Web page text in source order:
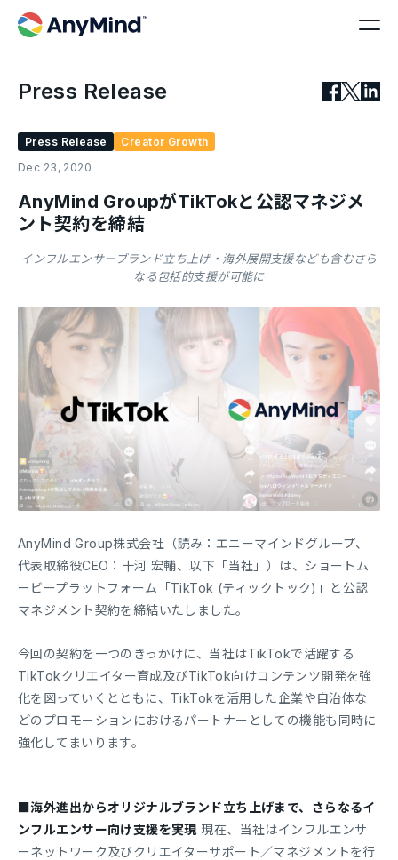
Press Release
Press Release
Creator Growth
Dec 23, 2020
AnyMind GroupがTikTokと公認マネジメ
ント契約を締結
インフルエンサーブランド立ち上げ・海外展開支援なども含むさら
なる包括的支援が可能に
AnyMind Group株式会社（読み：エニーマインドグループ、
代表取締役CEO：十河 宏輔、以下「当社」）は、ショートム
ービープラットフォーム「TikTok (ティックトック)」と公認
マネジメント契約を締結いたしました。
今回の契約を一つのきっかけに、当社はTikTokで活躍する
TikTokクリエイター育成及びTikTok向けコンテンツ開発を強
化を図っていくとともに、TikTokを活用した企業や自治体な
どのプロモーションにおけるパートナーとしての機能も同時に
強化してまいります。
■海外進出からオリジナルブランド立ち上げまで、さらなるイ
ンフルエンサー向け支援を実現 現在、当社はインフルエンサ
ーネットワーク及びクリエイターサポート／マネジメントを行